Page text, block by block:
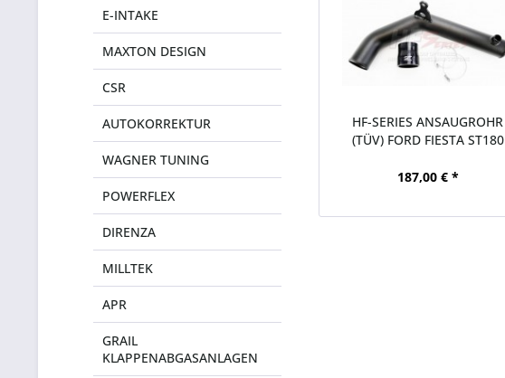
E-INTAKE
MAXTON DESIGN
CSR
AUTOKORREKTUR
WAGNER TUNING
POWERFLEX
DIRENZA
MILLTEK
APR
GRAIL
KLAPPENABGASANLAGEN
HF-SERIES ANSAUGROHR
(TÜV) FORD FIESTA ST180
187,00 € *